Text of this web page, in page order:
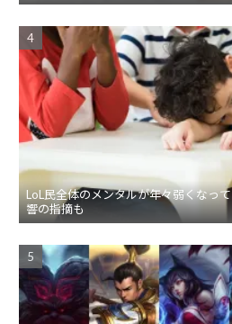
LoL民全体のメンタルが年々弱くなっ
響の指摘も